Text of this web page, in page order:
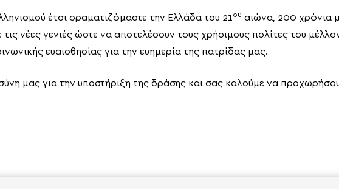
έτσι οραματιζόμαστε την Ελλάδα του 21ου αιώνα, 200 χρόνια
νέες γενιές ώστε να αποτελέσουν τους χρήσιμους πολίτες του
ευαισθησίας για την ευημερία της πατρίδας μας.
μας για την υποστήριξη της δράσης και σας καλούμε να